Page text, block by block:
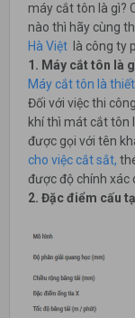
máy cắt tôn là gì?
nào thì hãy cùng
Hà Việt
là công ty
1. Máy cắt tôn là
Máy cắt tôn là
Đối với việc thi
khí thì mát cắt tôn
được gọi với tên
cho việc cắt sắt,
được độ chính xác
2. Đặc điểm cấu